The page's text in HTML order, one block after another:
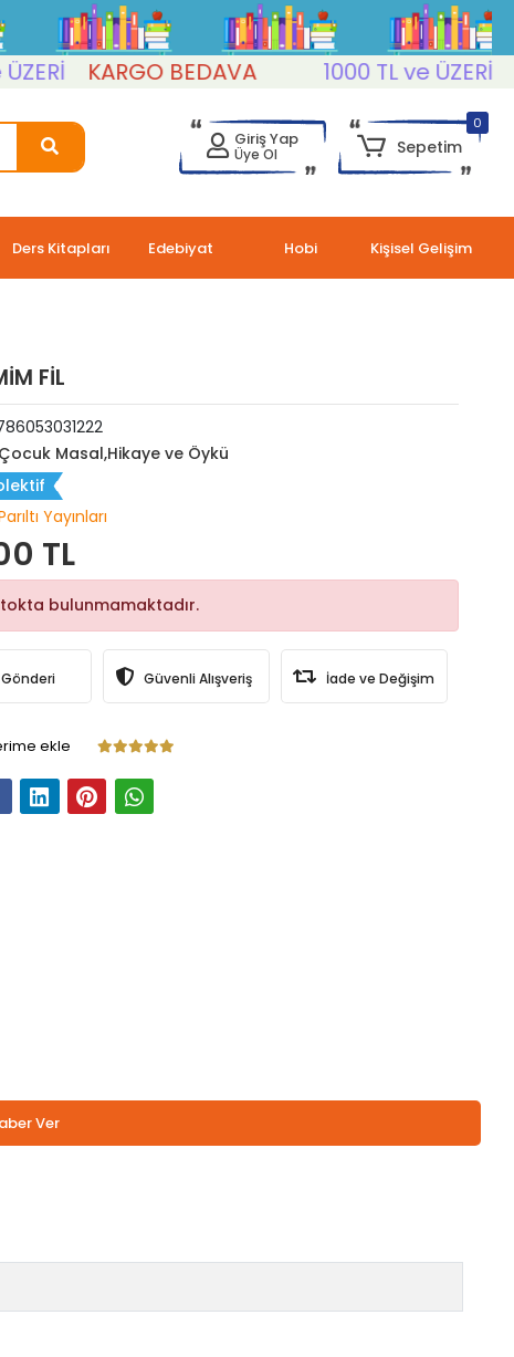
KARGO BEDAVA 1000 TL ve ÜZERİ
Giriş Yap
Üye Ol
0
Sepetim
Ders Kitapları Edebiyat Hobi Kişisel Gelişim
FİL
Çocuk Masal,Hikaye ve Öykü
Yayınları
TL
bulunmamaktadır.
Gönderi Güvenli Alışveriş İade ve Değişim
ekle
Ver